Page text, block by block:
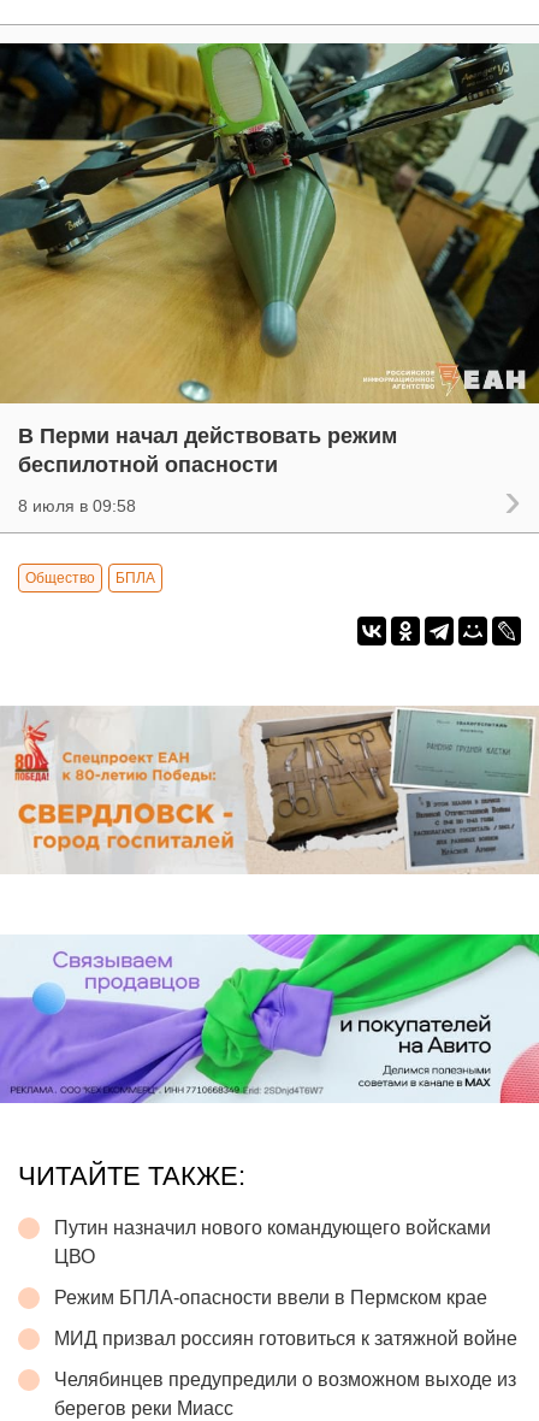
В Перми начал действовать режим
беспилотной опасности
8 июля в 09:58
Общество БПЛА
ЧИТАЙТЕ ТАКЖЕ:
Путин назначил нового командующего войсками
ЦВО
Режим БПЛА-опасности ввели в Пермском крае
МИД призвал россиян готовиться к затяжной войне
Челябинцев предупредили о возможном выходе из
берегов реки Миасс